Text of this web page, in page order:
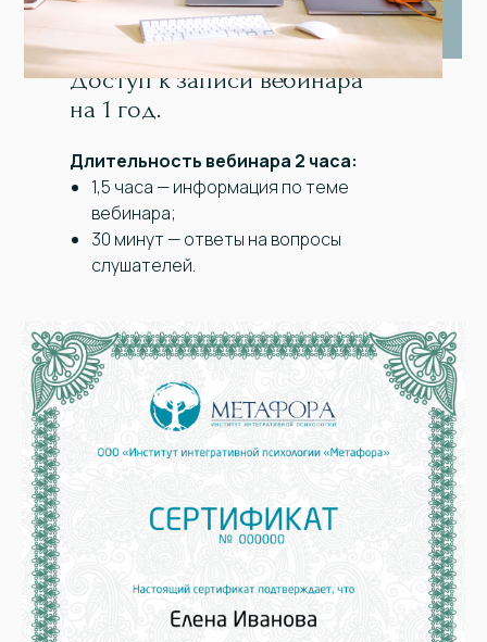
Длительность вебинара 2 часа:
1,5 часа — информация по теме
вебинара;
30 минут — ответы на вопросы
слушателей.
Доступ к записи вебинара
на 1 год.